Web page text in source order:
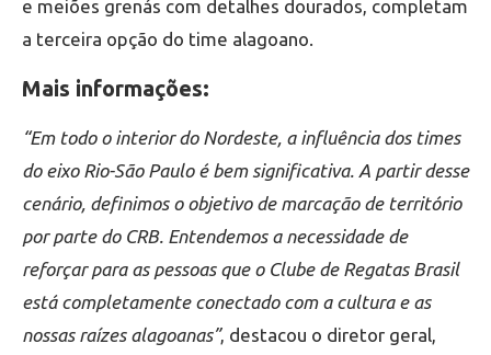
e meiões grenás com detalhes dourados, completam
a terceira opção do time alagoano.
Mais informações:
“Em todo o interior do Nordeste, a influência dos times
do eixo Rio-São Paulo é bem significativa. A partir desse
cenário, definimos o objetivo de marcação de território
por parte do CRB. Entendemos a necessidade de
reforçar para as pessoas que o Clube de Regatas Brasil
está completamente conectado com a cultura e as
nossas raízes alagoanas”, destacou o diretor geral,